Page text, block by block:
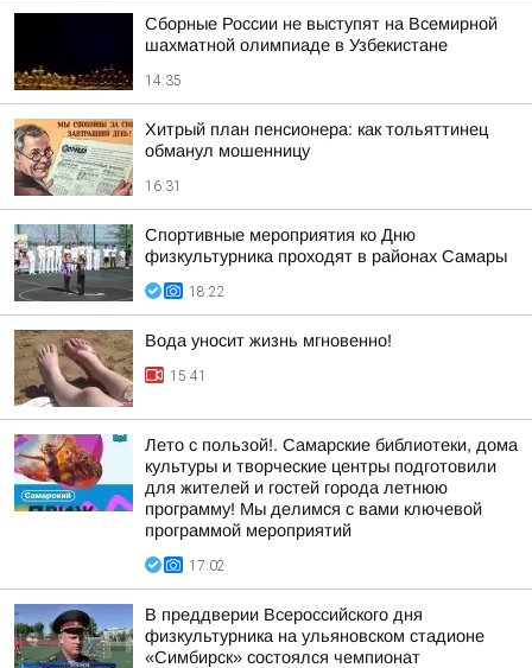
Сборные России не выступят на Всемирной
шахматной олимпиаде в Узбекистане
14:35
Хитрый план пенсионера: как тольяттинец
обманул мошенницу
16:31
Спортивные мероприятия ко Дню
физкультурника проходят в районах Самары
18:22
Вода уносит жизнь мгновенно!
15:41
Лето с пользой!. Самарские библиотеки, дома
культуры и творческие центры подготовили
для жителей и гостей города летнюю
программу! Мы делимся с вами ключевой
программой мероприятий
17:02
В преддверии Всероссийского дня
физкультурника на ульяновском стадионе
«Симбирск» состоялся чемпионат